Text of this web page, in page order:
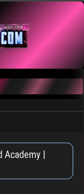
откртытого
Academy |